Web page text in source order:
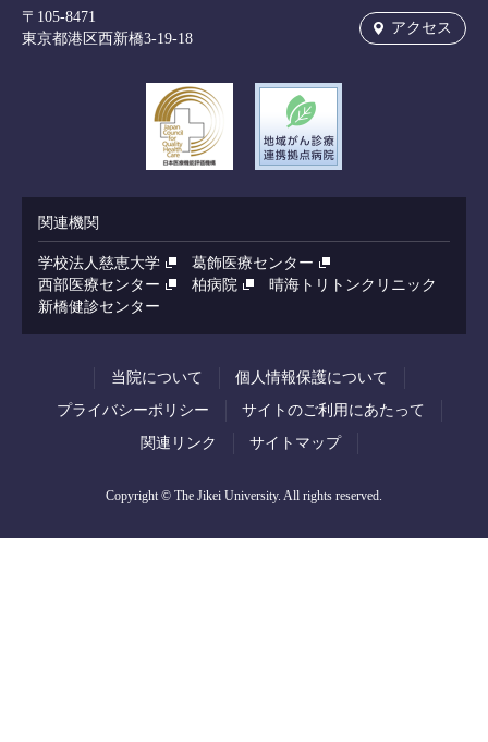
〒105-8471
東京都港区西新橋3-19-18
アクセス
関連機関
学校法人慈恵大学
葛飾医療センター
西部医療センター
柏病院
晴海トリトンクリニック
新橋健診センター
当院について
個人情報保護について
プライバシーポリシー
サイトのご利用にあたって
関連リンク
サイトマップ
Copyright © The Jikei University. All rights reserved.